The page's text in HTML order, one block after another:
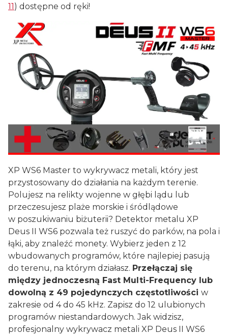
11 ) dostępne od ręki!
XP WS6 Master to wykrywacz metali, który jest
przystosowany do działania na każdym terenie.
Polujesz na relikty wojenne w głębi lądu lub
przeczesujesz plaże morskie i śródlądowe
w poszukiwaniu biżuterii? Detektor metalu XP
Deus II WS6 pozwala też ruszyć do parków, na pola i
łąki, aby znaleźć monety. Wybierz jeden z 12
wbudowanych programów, które najlepiej pasują
do terenu, na którym działasz. Przełączaj się
między jednoczesną Fast Multi-Frequency lub
dowolną z 49 pojedynczych częstotliwości w
zakresie od 4 do 45 kHz. Zapisz do 12 ulubionych
programów niestandardowych. Jak widzisz,
profesjonalny wykrywacz metali XP Deus II WS6